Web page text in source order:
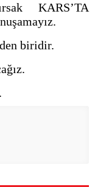
KARS’TA
biridir.